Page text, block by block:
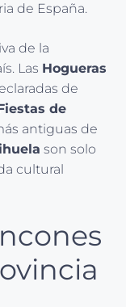
de España.
de la
Las Hogueras
de
de
antiguas de
son solo
cultural